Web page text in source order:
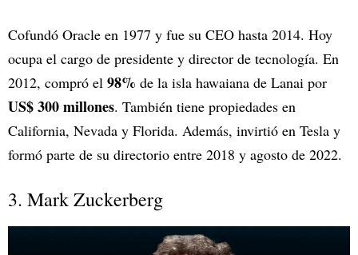
Cofundó Oracle en 1977 y fue su CEO hasta 2014. Hoy
ocupa el cargo de presidente y director de tecnología. En
2012, compró el 98% de la isla hawaiana de Lanai por
US$ 300 millones. También tiene propiedades en
California, Nevada y Florida. Además, invirtió en Tesla y
formó parte de su directorio entre 2018 y agosto de 2022.
3. Mark Zuckerberg